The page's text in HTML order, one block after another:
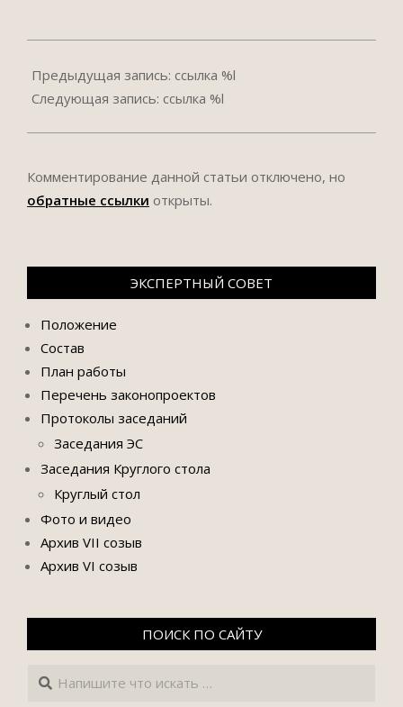
05-
07
Предыдущая запись: ссылка %l
Следующая запись: ссылка %l
Комментирование данной статьи отключено, но
обратные ссылки открыты.
ЭКСПЕРТНЫЙ СОВЕТ
Положение
Состав
План работы
Перечень законопроектов
Протоколы заседаний
Заседания ЭС
Заседания Круглого стола
Круглый стол
Фото и видео
Архив VII созыв
Архив VI созыв
ПОИСК ПО САЙТУ
Поиск